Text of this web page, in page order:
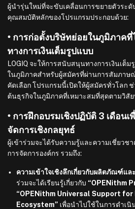
ผู้นำรุ่นใหม่ที่จะขับเคลื่อนการขยายตัวระดั
คุณสมบัติหลักของโปรแกรมประกอบด้วย:
• การก่อตั้งบริษัทย่อยในภูมิภาค
ทางการเงินเต็มรูปแบบ
LOGIQ จะให้การสนับสนุนทางการเงินเต็
ในภูมิภาคสำหรับผู้สมัครที่ผ่านการสัมภาษ
คัดเลือก โปรแกรมนี้เปิดให้ผู้สมัครทั่วโลก
ต้นธุรกิจในภูมิภาคที่เหมาะสมที่สุดตามวิสั
• การฝึกอบรมเชิงปฏิบัติ 3 เดือน
จัดการเชิงกลยุทธ์
ผู้เข้าร่วมจะได้รับความรู้และความเชี่ยวช
การจัดการองค์กร รวมถึง:
ความเข้าใจเชิงลึกเกี่ยวกับผลิตภัณฑ์แล
ร่วมจะได้เรียนรู้เกี่ยวกับ “OPENithm
“OPENithm Universal Support for
Ecosystem” เพื่อนำไปใช้ในการดำเ